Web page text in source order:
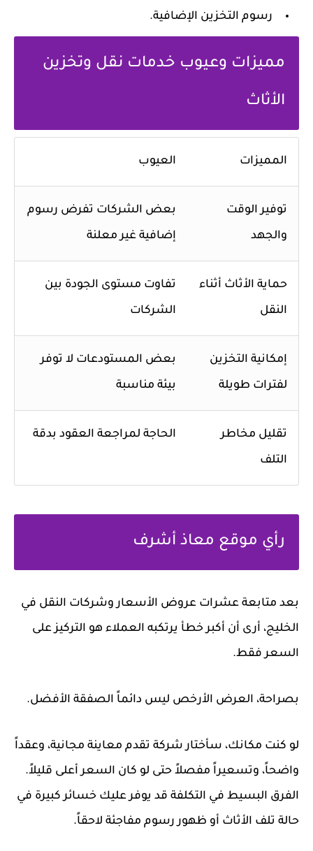
رسوم التخزين الإضافية.
مميزات وعيوب خدمات نقل وتخزين
الأثاث
المميزات العيوب
توفير الوقت
والجهد
بعض الشركات تفرض رسوم
إضافية غير معلنة
حماية الأثاث أثناء
النقل
تفاوت مستوى الجودة بين
الشركات
إمكانية التخزين
لفترات طويلة
بعض المستودعات لا توفر
بيئة مناسبة
تقليل مخاطر
التلف
الحاجة لمراجعة العقود بدقة
رأي موقع معاذ أشرف
بعد متابعة عشرات عروض الأسعار وشركات النقل في
الخليج، أرى أن أكبر خطأ يرتكبه العملاء هو التركيز على
السعر فقط.
بصراحة، العرض الأرخص ليس دائماً الصفقة الأفضل.
لو كنت مكانك، سأختار شركة تقدم معاينة مجانية، وعقداً
واضحاً، وتسعيراً مفصلاً حتى لو كان السعر أعلى قليلاً.
الفرق البسيط في التكلفة قد يوفر عليك خسائر كبيرة في
حالة تلف الأثاث أو ظهور رسوم مفاجئة لاحقاً.